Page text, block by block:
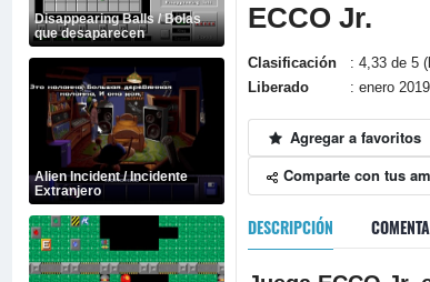
Disappearing Balls / Bolas
que desaparecen
Alien Incident / Incidente
Extranjero
ECCO Jr.
Clasificación
: 4,33 de 5
Liberado
: enero 2019
Agregar a favoritos
Comparte con tus
DESCRIPCIÓN